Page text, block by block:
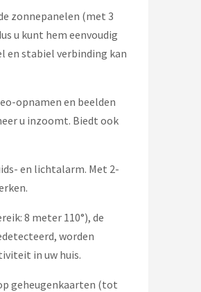
zonnepanelen (met 3
u kunt hem eenvoudig
en stabiel verbinding kan
opnamen en beelden
u inzoomt. Biedt ook
en lichtalarm. Met 2-
8 meter 110°), de
worden
in uw huis.
geheugenkaarten (tot